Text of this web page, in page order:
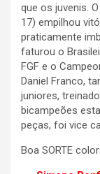
que os juvenis.
17) empilhou
praticamente
faturou o
FGF e o
Daniel Franco,
juniores,
bicampeões
peças, foi vice
Boa SORTE